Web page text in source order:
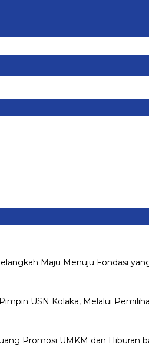
Maju Menuju Fondasi
USN Kolaka, Melalui
Promosi UMKM dan Hiburan